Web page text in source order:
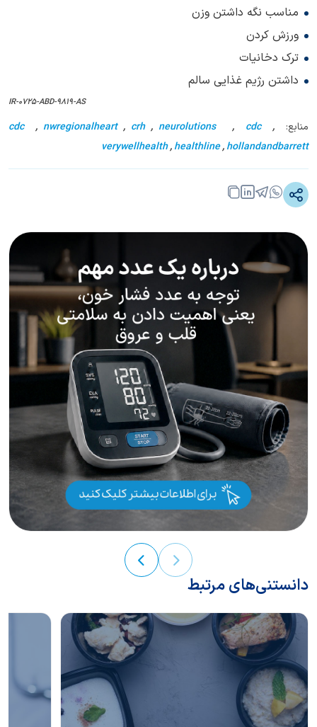
مناسب نگه داشتن وزن
ورزش کردن
ترک دخانیات
داشتن رژیم غذایی سالم
IR-0725-ABD-9819-AS
منابع: cdc , nwregionalheart, crh, neurolutions, cdc,
verywellhealth,healthline,hollandandbarrett
دانستنی‌های مرتبط